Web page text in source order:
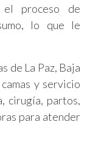
proceso de
lo que le
de La Paz, Baja
y servicio
cirugía, partos,
para atender